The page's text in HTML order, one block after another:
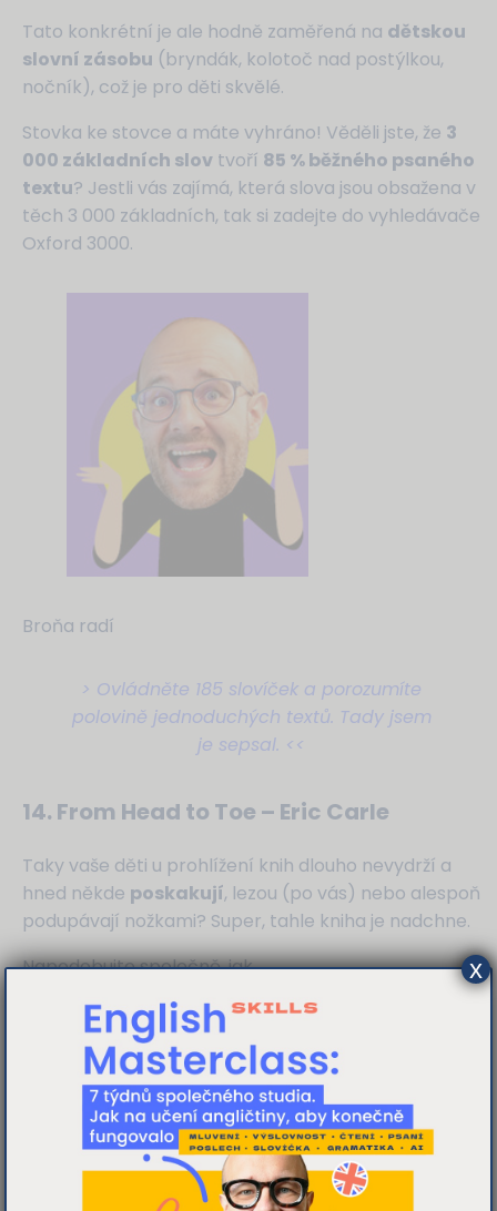
Tato konkrétní je ale hodně zaměřená na dětskou
slovní zásobu (bryndák, kolotoč nad postýlkou,
nočník), což je pro děti skvělé.
Stovka ke stovce a máte vyhráno! Věděli jste, že 3
000 základních slov tvoří 85 % běžného psaného
textu? Jestli vás zajímá, která slova jsou obsažena v
těch 3 000 základních, tak si zadejte do vyhledávače
Oxford 3000.
Broňa radí
> Ovládněte 185 slovíček a porozumíte
polovině jednoduchých textů. Tady jsem
je sepsal. <<
14. From Head to Toe – Eric Carle
Taky vaše děti u prohlížení knih dlouho nevydrží a
hned někde poskakují, lezou (po vás) nebo alespoň
podupávají nožkami? Super, tahle kniha je nadchne.
Napodobujte společně, jak
lachtan tleská,
oslík vyhazuje zadní nohy
nebo buvol krčí kamena.
Kniha vás zaručeněrozpohybujea potěší krásnými
obrázky. Jen pozor, že stránky jsou už dosttenké
tedy náchylné na ohýbání, natrhávání a mačkání.
x